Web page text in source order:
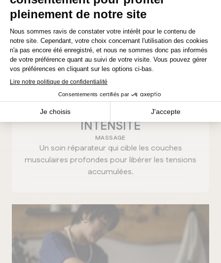
MANITOBA
Winnipeg
INTENSITÉ
MASSAGE
Un soin réparateur qui cible les couches
musculaires profondes pour libérer les tensions
accumulées.